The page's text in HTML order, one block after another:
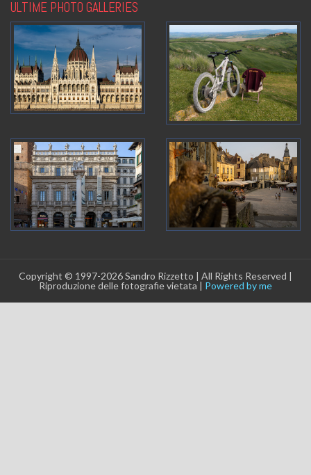
ULTIME PHOTO GALLERIES
Copyright © 1997-2026 Sandro Rizzetto | All Rights Reserved |
Riproduzione delle fotografie vietata | Powered by me